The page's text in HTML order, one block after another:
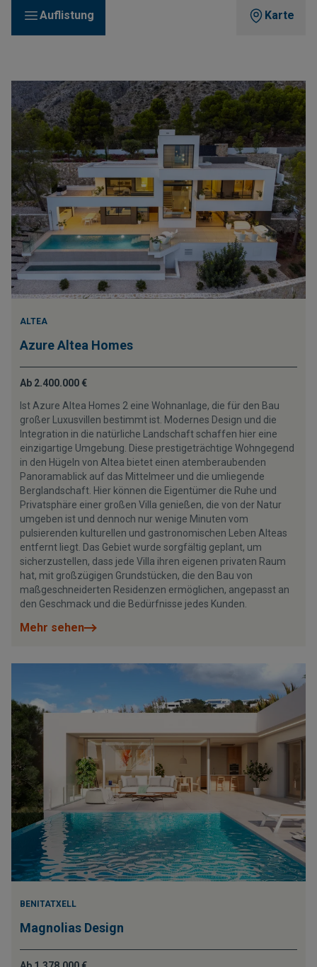
Auflistung Karte
ALTEA
Azure Altea Homes
Ab 2.400.000 €
Ist Azure Altea Homes 2 eine Wohnanlage, die für den Bau
großer Luxusvillen bestimmt ist. Modernes Design und die
Integration in die natürliche Landschaft schaffen hier eine
einzigartige Umgebung. Diese prestigeträchtige Wohngegend
in den Hügeln von Altea bietet einen atemberaubenden
Panoramablick auf das Mittelmeer und die umliegende
Berglandschaft. Hier können die Eigentümer die Ruhe und
Privatsphäre einer großen Villa genießen, die von der Natur
umgeben ist und dennoch nur wenige Minuten vom
pulsierenden kulturellen und gastronomischen Leben Alteas
entfernt liegt. Das Gebiet wurde sorgfältig geplant, um
sicherzustellen, dass jede Villa ihren eigenen privaten Raum
hat, mit großzügigen Grundstücken, die den Bau von
maßgeschneiderten Residenzen ermöglichen, angepasst an
den Geschmack und die Bedürfnisse jedes Kunden.
Mehr sehen
BENITATXELL
Magnolias Design